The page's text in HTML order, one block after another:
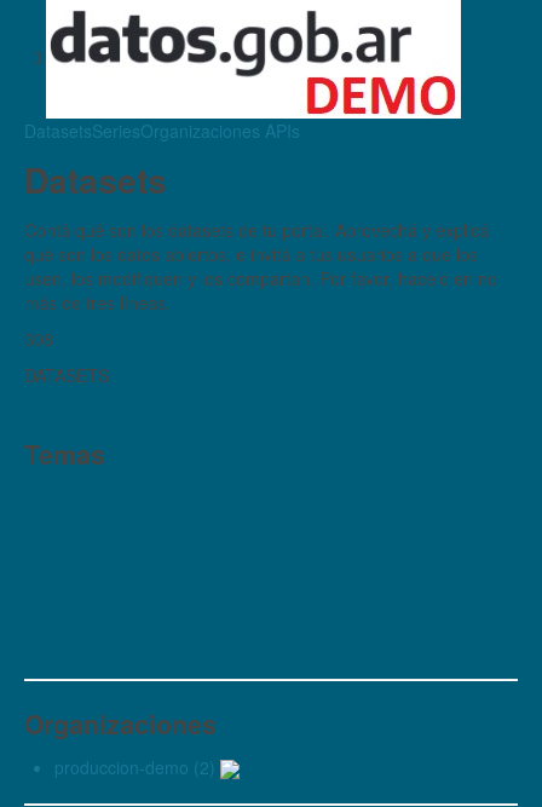
DatasetsSeriesOrganizaciones APIs
Datasets
Contá qué son los datasets de tu portal. Aprovechá y explicá
qué son los datos abiertos, e invitá a tus usuarios a que los
usen, los modifiquen y los compartan. Por favor, hacelo en no
más de tres líneas.
308
DATASETS
Temas
Organizaciones
produccion-demo (2)